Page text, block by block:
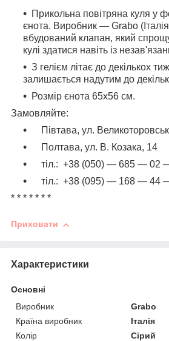
Прикольна повітряна куля у
єнота. Виробник — Grabo
вбудований клапан, який
кулі здатися навіть із
З гелієм літає до декількох
залишається надутим до
Розмір єнота 65х56 см.
Замовляйте:
Півтава, ул.
Полтава, ул. В. Козака, 14
тіл.: +38 (050) ― 685 ― 02
тіл.: +38 (095) ― 168 ― 44
* * * * * * *
Приховати
Характеристики
Основні
Виробник
Grabo
Країна виробник
Італія
Колір
Сірий